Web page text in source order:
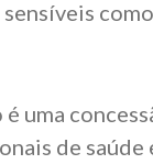
como
uma
de saúde